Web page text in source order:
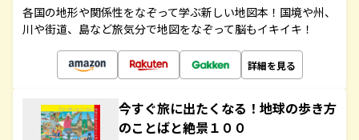
各国の地形や関係性をなぞって学ぶ新しい地図本！国境や州、
川や街道、島など旅気分で地図をなぞって脳もイキイキ！
詳細を見る
今すぐ旅に出たくなる！地球の歩き方
のことばと絶景１００